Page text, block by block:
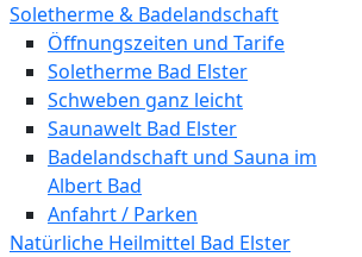
Soletherme & Badelandschaft
Öffnungszeiten und Tarife
Soletherme Bad Elster
Schweben ganz leicht
Saunawelt Bad Elster
Badelandschaft und Sauna im
Albert Bad
Anfahrt / Parken
Natürliche Heilmittel Bad Elster